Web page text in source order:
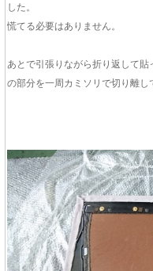
した。
慌てる必要はありません。
あとで引張りながら折り返して
の部分を一周カミソリで切り離し